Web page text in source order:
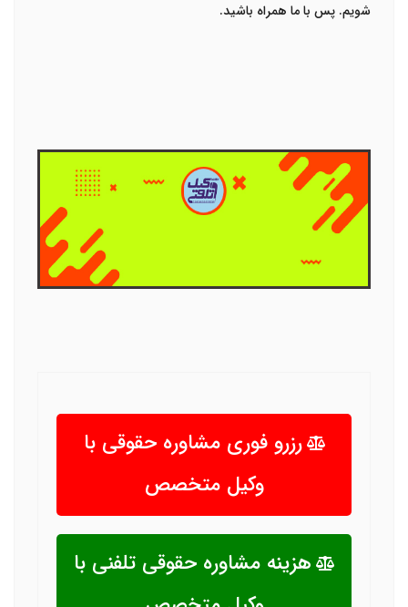
شویم. پس با ما همراه باشید.
رزرو فوری مشاوره حقوقی با
وکیل متخصص
هزینه مشاوره حقوقی تلفنی با